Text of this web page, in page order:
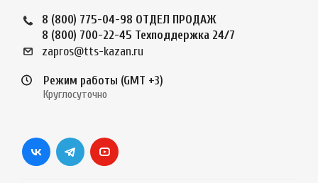
8 (800) 775-04-98 ОТДЕЛ ПРОДАЖ
8 (800) 700-22-45 Техподдержка 24/7
zapros@tts-kazan.ru
Режим работы (GMT +3)
Круглосуточно